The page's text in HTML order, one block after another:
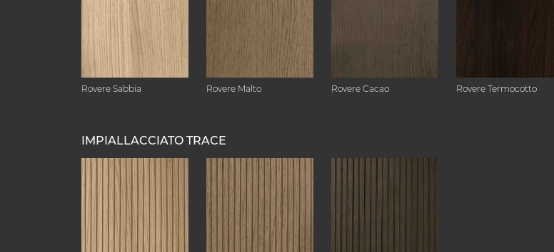
Rovere Sabbia Rovere Malto Rovere Cacao Rovere Termocotto
IMPIALLACCIATO TRACE